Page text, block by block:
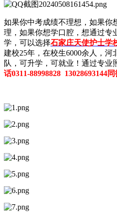
如果你中考成绩不理想，如果你
理，如果你想学口腔，想通过专
学，可以选择石家庄天使护士学
建校25年，在校生6000余人，河
队，可升学，可就业！通过专业
话0311-88998828 13028693144